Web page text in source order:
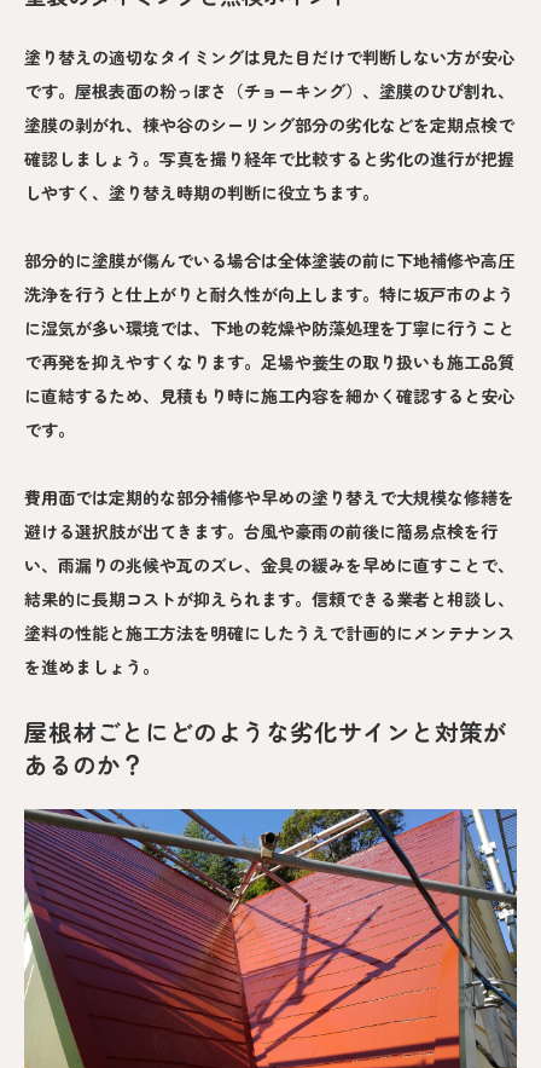
塗り替えの適切なタイミングは見た目だけで判断しない方が安心
です。屋根表面の粉っぽさ（チョーキング）、塗膜のひび割れ、
塗膜の剥がれ、棟や谷のシーリング部分の劣化などを定期点検で
確認しましょう。写真を撮り経年で比較すると劣化の進行が把握
しやすく、塗り替え時期の判断に役立ちます。
部分的に塗膜が傷んでいる場合は全体塗装の前に下地補修や高圧
洗浄を行うと仕上がりと耐久性が向上します。特に坂戸市のよう
に湿気が多い環境では、下地の乾燥や防藻処理を丁寧に行うこと
で再発を抑えやすくなります。足場や養生の取り扱いも施工品質
に直結するため、見積もり時に施工内容を細かく確認すると安心
です。
費用面では定期的な部分補修や早めの塗り替えで大規模な修繕を
避ける選択肢が出てきます。台風や豪雨の前後に簡易点検を行
い、雨漏りの兆候や瓦のズレ、金具の緩みを早めに直すことで、
結果的に長期コストが抑えられます。信頼できる業者と相談し、
塗料の性能と施工方法を明確にしたうえで計画的にメンテナンス
を進めましょう。
屋根材ごとにどのような劣化サインと対策が
あるのか？